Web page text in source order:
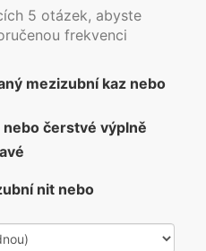
5 otázek, abyste
frekvenci
mezizubní kaz nebo
čerstvé výplně
nit nebo